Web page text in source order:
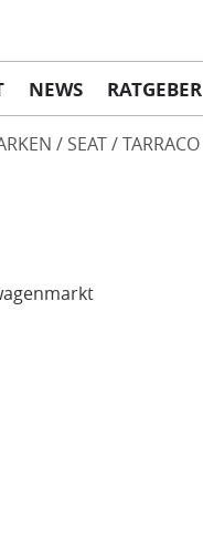
NEWS RATGEBER
SEAT TARRACO